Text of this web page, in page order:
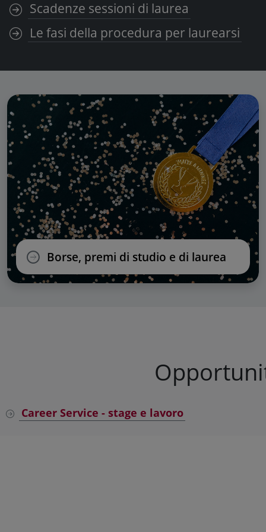
Scadenze sessioni di laurea
Le fasi della procedura per laurearsi
Borse, premi di studio e di laurea
Career Service - stage e lavoro